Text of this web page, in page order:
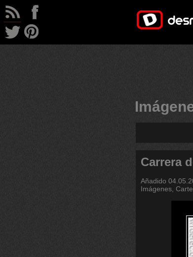
Carrera
Añadido
Imágenes,